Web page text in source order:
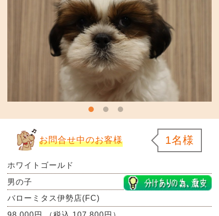
お問合せ中のお客様 1名様
ホワイトゴールド
男の子
バローミタス伊勢店(FC)